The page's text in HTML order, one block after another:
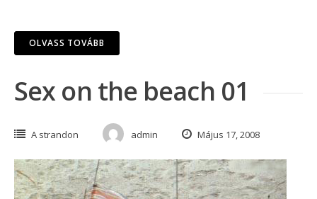
OLVASS TOVÁBB
Sex on the beach 01
A strandon admin Május 17, 2008